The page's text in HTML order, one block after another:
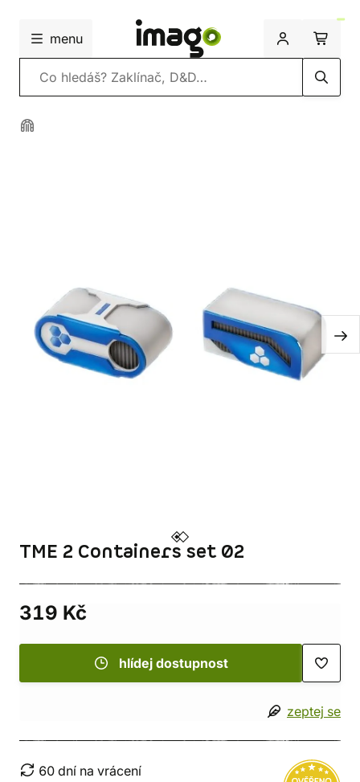
menu
Vyhledávání
TME 2 Containers set 02
319 Kč
hlídej dostupnost
zeptej se
60 dní na vrácení